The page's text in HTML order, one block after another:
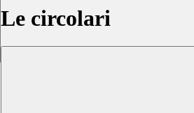
Le circolari